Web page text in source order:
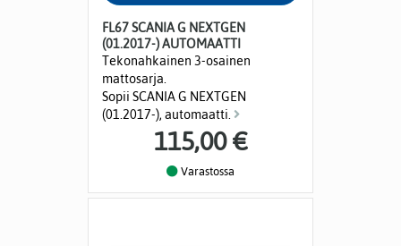
FL67 SCANIA G NEXTGEN
(01.2017-) AUTOMAATTI
Tekonahkainen 3-osainen
mattosarja.
Sopii SCANIA G NEXTGEN
(01.2017-), automaatti.
115,00 €
Varastossa